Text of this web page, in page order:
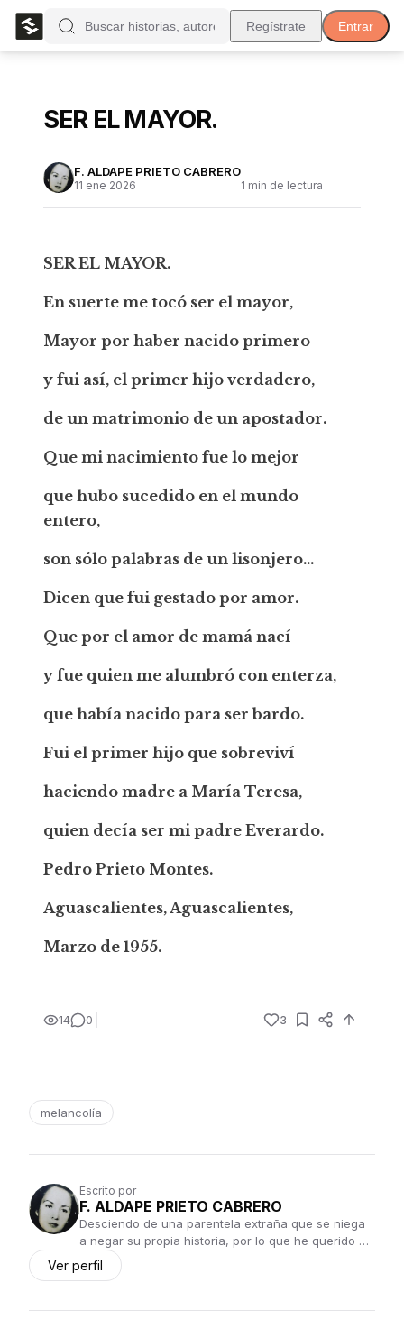
Regístrate Entrar
SER EL MAYOR.
F. ALDAPE PRIETO CABRERO
11 ene 2026 1 min de lectura
SER EL MAYOR.
En suerte me tocó ser el mayor,
Mayor por haber nacido primero
y fui así, el primer hijo verdadero,
de un matrimonio de un apostador.
Que mi nacimiento fue lo mejor
que hubo sucedido en el mundo
entero,
son sólo palabras de un lisonjero…
Dicen que fui gestado por amor.
Que por el amor de mamá nací
y fue quien me alumbró con enterza,
que había nacido para ser bardo.
Fui el primer hijo que sobreviví
haciendo madre a María Teresa,
quien decía ser mi padre Everardo.
Pedro Prieto Montes.
Aguascalientes, Aguascalientes,
Marzo de 1955.
14 0 3
melancolía
Escrito por
F. ALDAPE PRIETO CABRERO
Desciendo de una parentela extraña que se niega
a negar su propia historia, por lo que he querido …
Ver perfil